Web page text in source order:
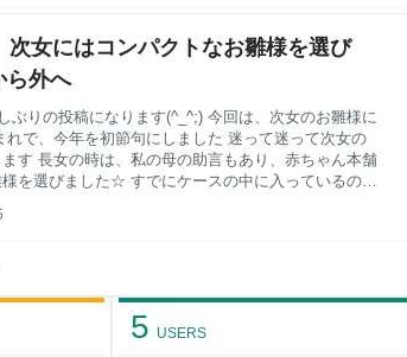
女にはコンパクトなお雛様を選び
ら外へ
ぶりの投稿になります(^_^;) 今回は、次女のお雛様に
で、今年を初節句にしました 迷って迷って次女の
す 長女の時は、私の母の助言もあり、赤ちゃん本舗
を選びました☆ すでにケースの中に入っているので
壊したり紛失することもないのは良かったです ただ
は毎年、玄関の靴箱の上に置いています 本当なら
ースがなく... 靴箱の上ならうっかりぶつかることも
た三姉妹の
5 USERS